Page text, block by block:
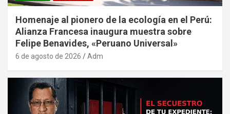
Homenaje al pionero de la ecología en el Perú:
Alianza Francesa inaugura muestra sobre
Felipe Benavides, «Peruano Universal»
6 de agosto de 2026 Adm